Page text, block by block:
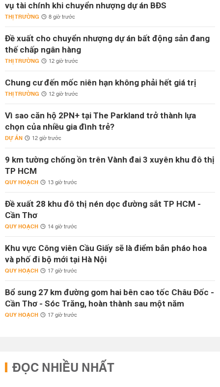
vụ tài chính khi chuyển nhượng dự án BĐS
THỊ TRƯỜNG 8 giờ trước
Đề xuất cho chuyển nhượng dự án bất động sản đang
thế chấp ngân hàng
THỊ TRƯỜNG 12 giờ trước
Chung cư đến mốc niên hạn không phải hết giá trị
THỊ TRƯỜNG 12 giờ trước
Vì sao căn hộ 2PN+ tại The Parkland trở thành lựa
chọn của nhiều gia đình trẻ?
DỰ ÁN 12 giờ trước
9 km tường chống ồn trên Vành đai 3 xuyên khu đô thị
TP HCM
QUY HOẠCH 13 giờ trước
Đề xuất 28 khu đô thị nén dọc đường sắt TP HCM -
Cần Thơ
QUY HOẠCH 14 giờ trước
Khu vực Công viên Cầu Giấy sẽ là điểm bắn pháo hoa
và phố đi bộ mới tại Hà Nội
QUY HOẠCH 17 giờ trước
Bổ sung 27 km đường gom hai bên cao tốc Châu Đốc -
Cần Thơ - Sóc Trăng, hoàn thành sau một năm
QUY HOẠCH 17 giờ trước
ĐỌC NHIỀU NHẤT